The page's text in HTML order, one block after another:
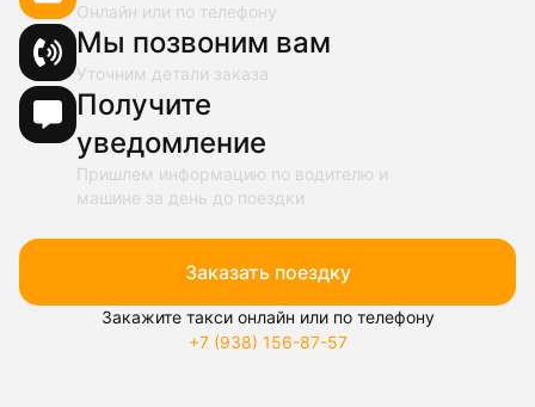
Онлайн или по телефону
Мы позвоним вам
Уточним детали заказа
Получите
уведомление
Пришлем информацию по водителю и
машине за день до поездки
Заказать поездку
Закажите такси онлайн или по телефону
+7 (938) 156-87-57